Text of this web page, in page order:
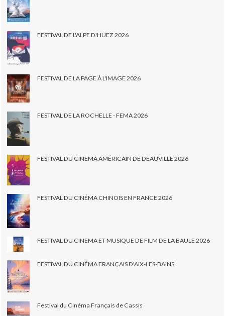
FESTIVAL DE L'ALPE D'HUEZ 2026
FESTIVAL DE LA PAGE À L'IMAGE 2026
FESTIVAL DE LA ROCHELLE - FEMA 2026
FESTIVAL DU CINEMA AMÉRICAIN DE DEAUVILLE 2026
FESTIVAL DU CINÉMA CHINOIS EN FRANCE 2026
FESTIVAL DU CINEMA ET MUSIQUE DE FILM DE LA BAULE 2026
FESTIVAL DU CINÉMA FRANÇAIS D'AIX-LES-BAINS
Festival du Cinéma Français de Cassis